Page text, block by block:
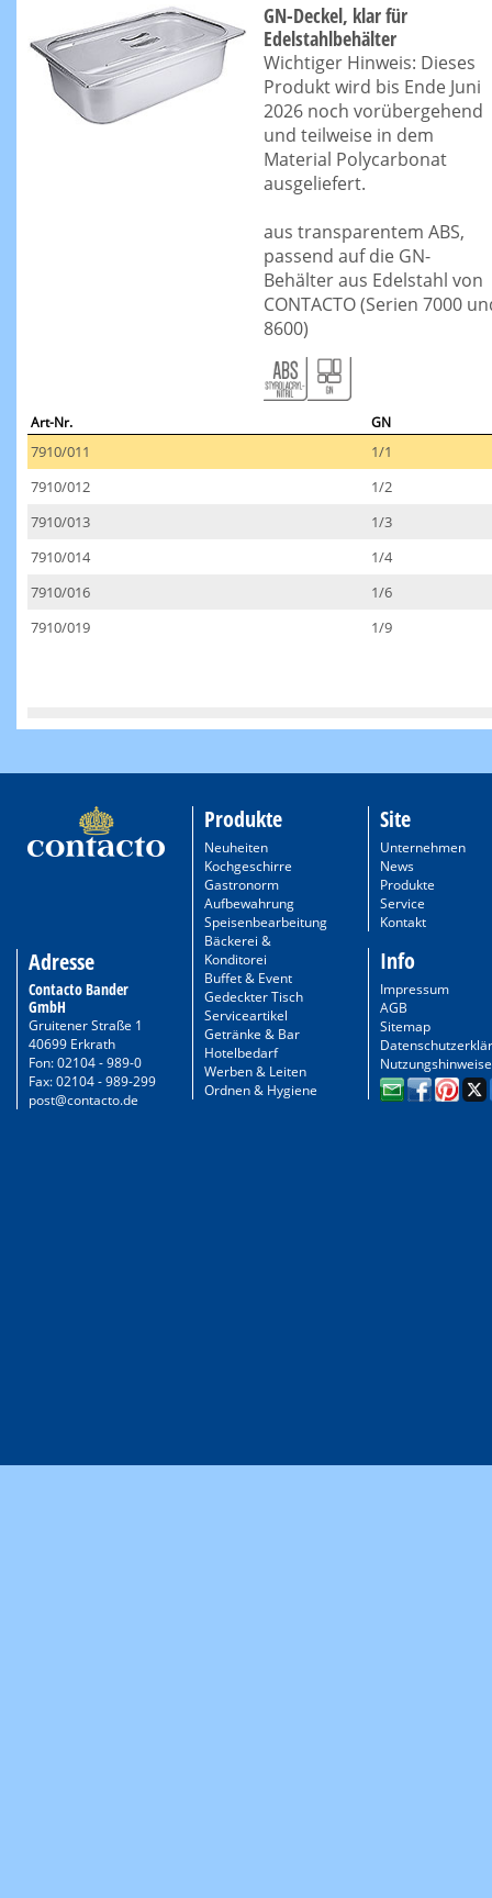
GN-Deckel, klar für
Edelstahlbehälter
Wichtiger Hinweis: Dieses
Produkt wird bis Ende Juni
2026 noch vorübergehend
und teilweise in dem
Material Polycarbonat
ausgeliefert.
aus transparentem ABS,
passend auf die GN-
Behälter aus Edelstahl von
CONTACTO (Serien 7000
8600)
Art-Nr. GN
7910/011
1/1
7910/012
1/2
7910/013
1/3
7910/014
1/4
7910/016
1/6
7910/019
1/9
Adresse
Contacto Bander
GmbH
Gruitener Straße 1
40699 Erkrath
Fon: 02104 - 989-0
Fax: 02104 - 989-299
post@contacto.de
Produkte
Neuheiten
Kochgeschirre
Gastronorm
Aufbewahrung
Speisenbearbeitung
Bäckerei &
Konditorei
Buffet & Event
Gedeckter Tisch
Serviceartikel
Getränke & Bar
Hotelbedarf
Werben & Leiten
Ordnen & Hygiene
Site
Unternehmen
News
Produkte
Service
Kontakt
Info
Impressum
AGB
Sitemap
Nutzungshinweise